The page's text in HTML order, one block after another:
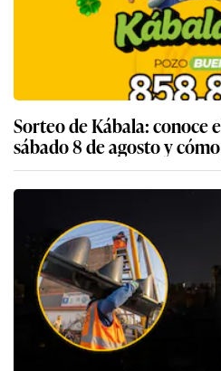
Sorteo de Kábala: conoce
sábado 8 de agosto y